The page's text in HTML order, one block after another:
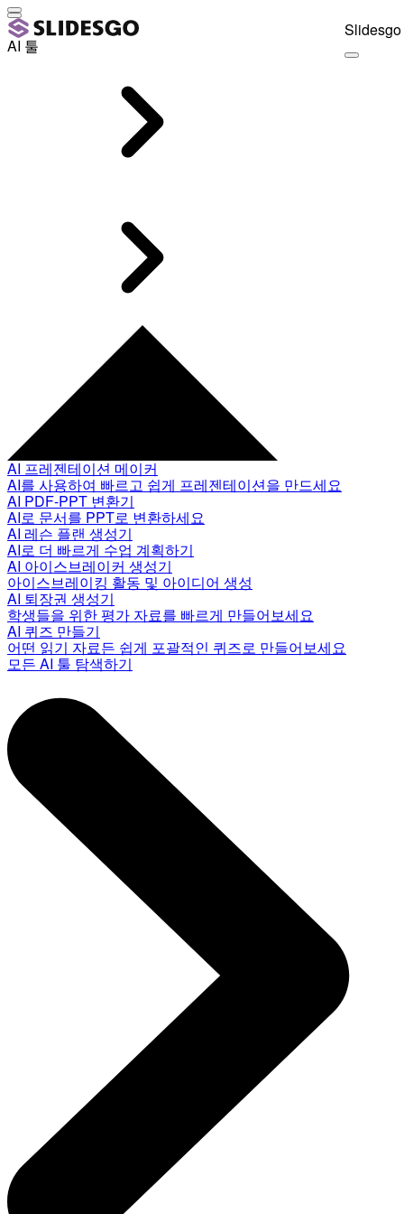
AI 툴
AI 프레젠테이션 메이커
AI를 사용하여 빠르고 쉽게 프레젠테이션을 만드세요
AI PDF-PPT 변환기
AI로 문서를 PPT로 변환하세요
AI 레슨 플랜 생성기
AI로 더 빠르게 수업 계획하기
AI 아이스브레이커 생성기
아이스브레이킹 활동 및 아이디어 생성
AI 퇴장권 생성기
학생들을 위한 평가 자료를 빠르게 만들어보세요
AI 퀴즈 만들기
어떤 읽기 자료든 쉽게 포괄적인 퀴즈로 만들어보세요
모든 AI 툴 탐색하기